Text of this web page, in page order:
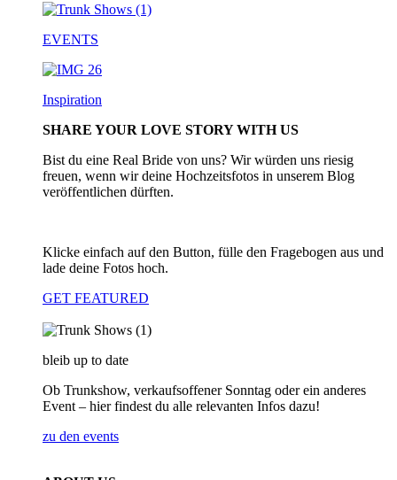
EVENTS
Inspiration
SHARE YOUR LOVE STORY WITH US
Bist du eine Real Bride von uns? Wir würden uns riesig
freuen, wenn wir deine Hochzeitsfotos in unserem Blog
veröffentlichen dürften.
Klicke einfach auf den Button, fülle den Fragebogen aus und
lade deine Fotos hoch.
GET FEATURED
bleib up to date
Ob Trunkshow, verkaufsoffener Sonntag oder ein anderes
Event – hier findest du alle relevanten Infos dazu!
zu den events